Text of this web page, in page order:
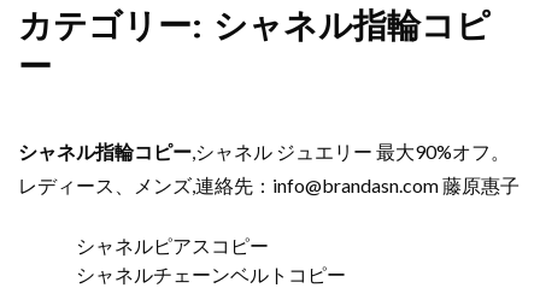
カテゴリー: シャネル指輪コピ
ー
シャネル指輪コピー,シャネル ジュエリー 最大90%オフ。
レディース、メンズ,連絡先： info@brandasn.com藤原惠子
シャネルピアスコピー
シャネルチェーンベルトコピー